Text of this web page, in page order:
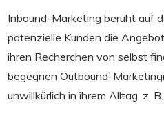
Inbound-Marketing beruht auf
potenzielle Kunden die
ihren Recherchen von selbst
begegnen Outbound-
unwillkürlich in ihrem Alltag, z.